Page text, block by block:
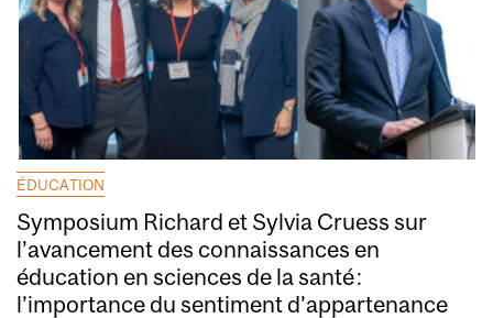
ÉDUCATION
Symposium Richard et Sylvia Cruess sur
l’avancement des connaissances en
éducation en sciences de la santé :
l’importance du sentiment d’appartenance